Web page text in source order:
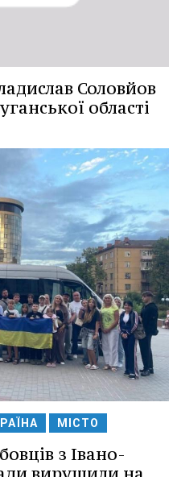
Соловйов
області
МІСТО
з Івано-